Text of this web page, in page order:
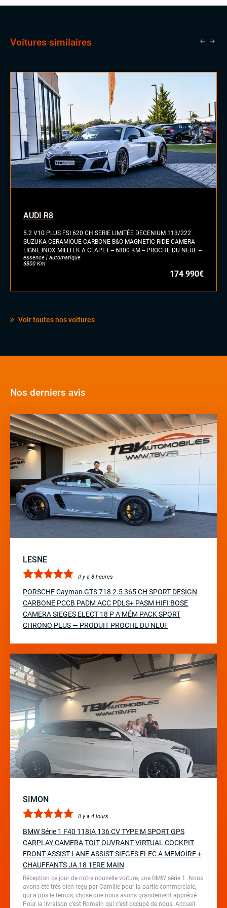
Volant à réglage électrique
embarqué)
Dynamic Select, Drive Select (sélection du mode de conduite)
Grand GPS
Ordinateur de bord
Système Hifi MERIDIAN
Téléphone Bluetooth
EXTÉRIEUR
Échappement sport
Feux de jour à LED
Feux full LED
Rétroviseurs dégivrants
INTÉRIEUR
Accoudoir central
Commandes au volant
Eclairage d'ambiance
Sellerie cuir
Voitures similaires
AUDI R8
5.2 V10 PLUS FSI 620 CH SERIE LIMITÉE DECENIUM 113/222
SUZUKA CERAMIQUE CARBONE B&O MAGNETIC RIDE CAMERA
LIGNE INOX MILLTEK A CLAPET -- 6800 KM -- PROCHE DU NEUF --
essence | automatique
6800 Km
174 990€
Voir toutes nos voitures
Nos derniers avis
LESNE
Il y a 8 heures
PORSCHE Cayman GTS 718 2.5 365 CH SPORT DESIGN
CARBONE PCCB PADM ACC PDLS+ PASM HIFI BOSE
CAMERA SIEGES ELECT 18 P A MÉM PACK SPORT
CHRONO PLUS — PRODUIT PROCHE DU NEUF
SIMON
Il y a 4 jours
BMW Série 1 F40 118IA 136 CV TYPE M SPORT GPS
CARPLAY CAMERA TOIT OUVRANT VIRTUAL COCKPIT
FRONT ASSIST LANE ASSIST SIEGES ELEC A MEMOIRE +
CHAUFFANTS JA 18 1ERE MAIN
Réception ce jour de notre nouvelle voiture, une BMW série 1. Nous
avons été très bien reçu par Camille pour la partie commerciale,
qui a pris le temps, chose que nous avons grandement apprécié.
Pour la livraison c’est Romain qui c’est occupé de nous. Accueil